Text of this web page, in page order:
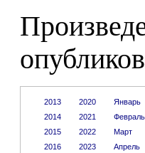
2013
2014
2015
2016
2020
2021
2022
2023
Январь
Февраль
Март
Апрель